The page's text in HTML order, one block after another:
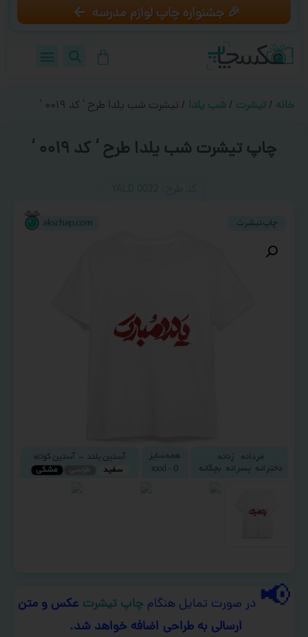
🎉 جشنواره چاپ لوازم مدرسه
خانه / تیشرت / شب یلدا / تیشرت شب یلدا طرح ‘ کد ۰۰۱۹ ‘
چاپ تیشرت شب یلدا طرح ‘ کد ۰۰۱۹ ‘
📢 در صورت تمایل هنگام چاپ تیشرت عکس و متن
ارسالی به طراحی اضافه خواهد شد.